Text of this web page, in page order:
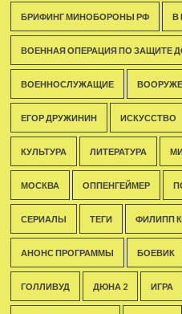
БРИФИНГ МИНОБОРОНЫ РФ В
ВОЕННАЯ ОПЕРАЦИЯ ПО ЗАЩИТЕ
ВОЕННОСЛУЖАЩИЕ
ЕГОР ДРУЖИНИН ИСКУССТВО
КУЛЬТУРА ЛИТЕРАТУРА
МОСКВА ОППЕНГЕЙМЕР
СЕРИАЛЫ ТЕГИ ФИЛИПП
АНОНС ПРОГРАММЫ БОЕВИК
ГОЛЛИВУД ДЮНА 2 ИГРА